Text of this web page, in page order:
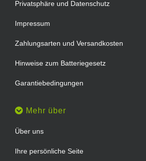
Privatsphäre und Datenschutz
Impressum
Zahlungsarten und Versandkosten
Hinweise zum Batteriegesetz
Garantiebedingungen
Mehr über
Über uns
Ihre persönliche Seite